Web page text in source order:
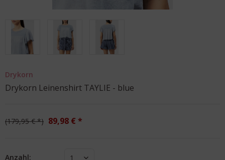
Drykorn
Drykorn Leinenshirt TAYLIE - blue
179,95 € * 89,98 € *
Anzahl: 1